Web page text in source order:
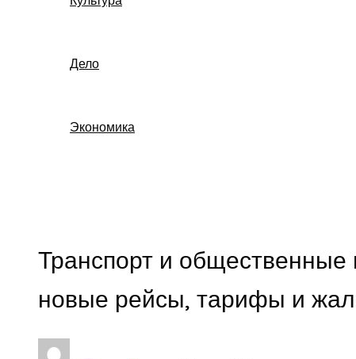
Дело
Экономика
Транспорт и
новые рейсы, тарифы и